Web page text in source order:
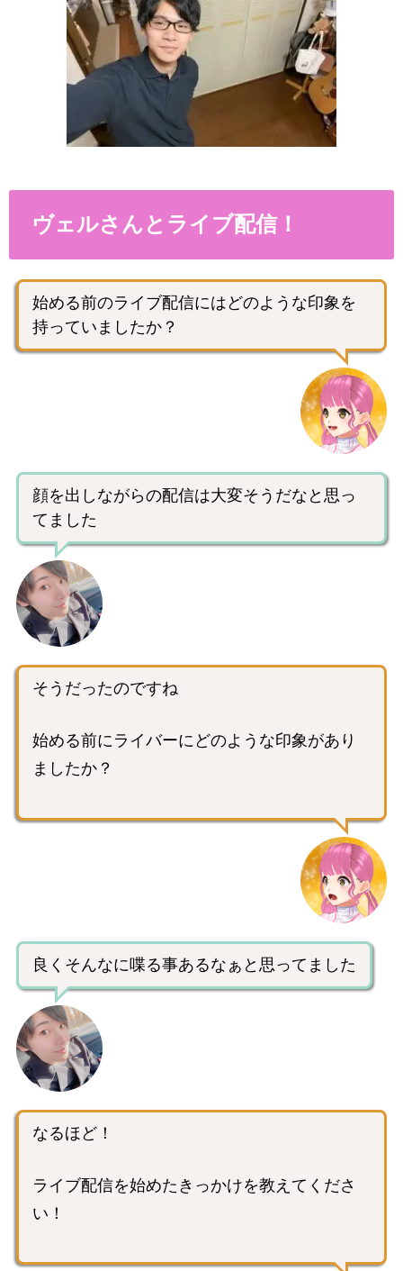
ヴェルさんとライブ配信！
始める前のライブ配信にはどのような印象を
持っていましたか？
顔を出しながらの配信は大変そうだなと思っ
てました
そうだったのですね
始める前にライバーにどのような印象があり
ましたか？
良くそんなに喋る事あるなぁと思ってました
なるほど！
ライブ配信を始めたきっかけを教えてくださ
い！